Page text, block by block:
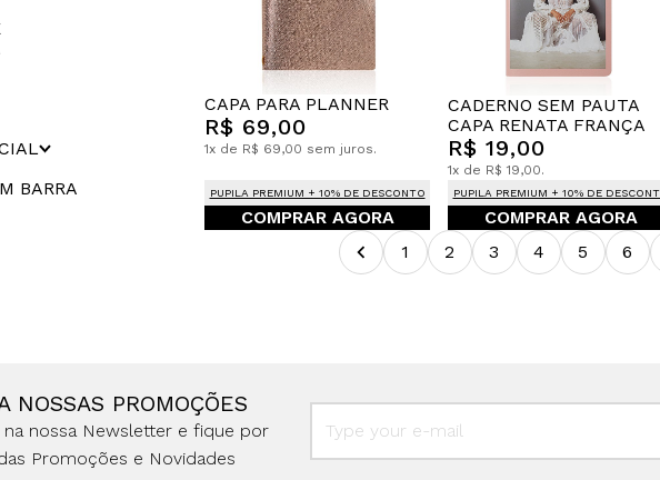
BARRA
CAPA PARA PLANNER
R$ 69,00
1x de R$ 69,00 sem juros.
PUPILA PREMIUM + 10% DE DESCONTO
COMPRAR AGORA
CADERNO SEM PAUTA
CAPA RENATA FRANÇA
R$ 19,00
1x de R$ 19,00.
PUPILA PREMIUM + 10% DE
COMPRAR AGORA
1
2 3 4 5 6
NOSSAS PROMOÇÕES
na nossa Newsletter e fique por
Promoções e Novidades